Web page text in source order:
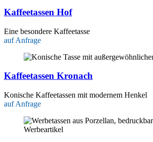
Kaffeetassen Hof
Eine besondere Kaffeetasse
auf Anfrage
Kaffeetassen Kronach
Konische Kaffeetassen mit modernem Henkel
auf Anfrage